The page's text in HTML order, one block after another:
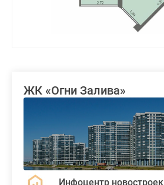
ЖК «Огни Залива»
Инфоцентр новостроек